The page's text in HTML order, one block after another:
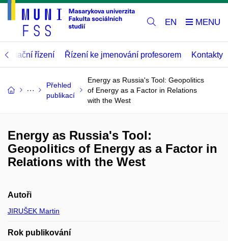
EN
řízení Řízení ke jmenování profesorem Kontakty
Přehled
publikací
Energy as Russia's Tool: Geopolitics
of Energy as a Factor in Relations
with the West
Energy as Russia's Tool:
Geopolitics of Energy as a Factor in
Relations with the West
Autoři
JIRUŠEK Martin
Rok publikování